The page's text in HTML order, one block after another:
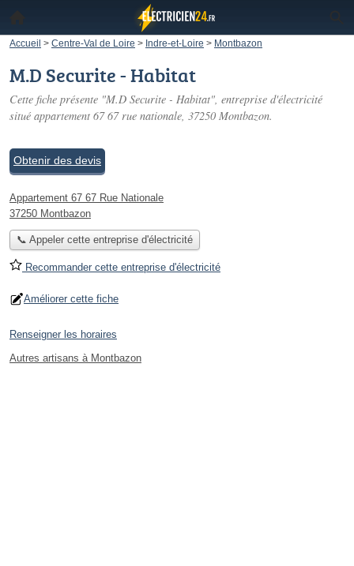
Accueil > Centre-Val de Loire > Indre-et-Loire > Montbazon
M.D Securite - Habitat
Cette fiche présente "M.D Securite - Habitat", entreprise d'électricité
situé appartement 67 67 rue nationale, 37250 Montbazon.
Obtenir des devis
Appartement 67 67 Rue Nationale
37250 Montbazon
📞 Appeler cette entreprise d'électricité
Recommander cette entreprise d'électricité
Améliorer cette fiche
Renseigner les horaires
Autres artisans à Montbazon